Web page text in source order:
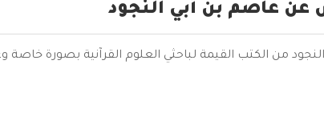
عن عاصم بن أبي النجود
من الكتب القيمة لباحثي العلوم القرآنية بصورة خاصة